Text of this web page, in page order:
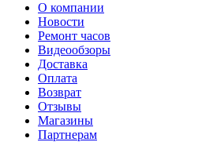
О компании
Новости
Ремонт часов
Видеообзоры
Доставка
Оплата
Возврат
Отзывы
Магазины
Партнерам